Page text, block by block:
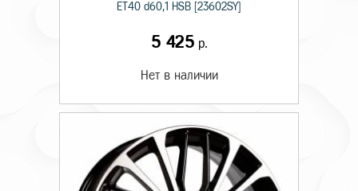
ET40 d60,1 HSB [23602SY]
5 425р.
Нет в наличии